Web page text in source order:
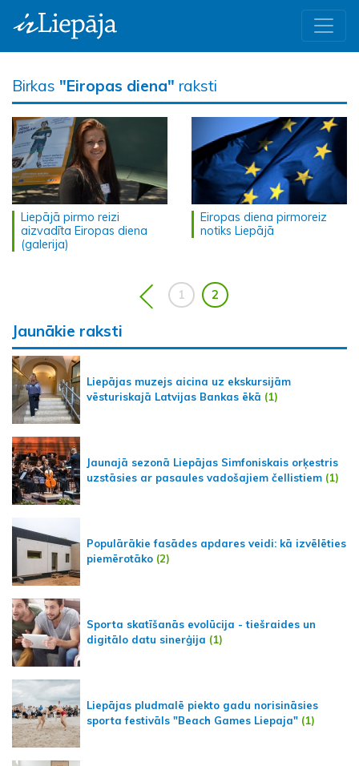
Birkas "Eiropas diena" raksti
Liepājā pirmo reizi
aizvadīta Eiropas diena
(galerija)
Eiropas diena pirmoreiz
notiks Liepājā
1 2
Jaunākie raksti
Liepājas muzejs aicina uz ekskursijām
vēsturiskajā Latvijas Bankas ēkā (1)
Jaunajā sezonā Liepājas Simfoniskais orķestris
uzstāsies ar pasaules vadošajiem čellistiem (1)
Populārākie fasādes apdares veidi: kā izvēlēties
piemērotāko (2)
Sporta skatīšanās evolūcija - tiešraides un
digitālo datu sinerģija (1)
Liepājas pludmalē piekto gadu norisināsies
sporta festivāls "Beach Games Liepaja" (1)